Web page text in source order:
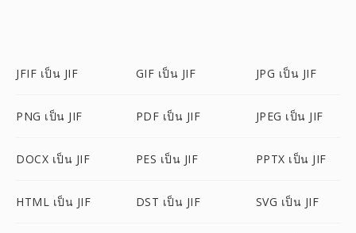
JFIF เป็น JIF GIF เป็น JIF JPG เป็น JIF
PNG เป็น JIF PDF เป็น JIF JPEG เป็น JIF
DOCX เป็น JIF PES เป็น JIF PPTX เป็น JIF
HTML เป็น JIF DST เป็น JIF SVG เป็น JIF